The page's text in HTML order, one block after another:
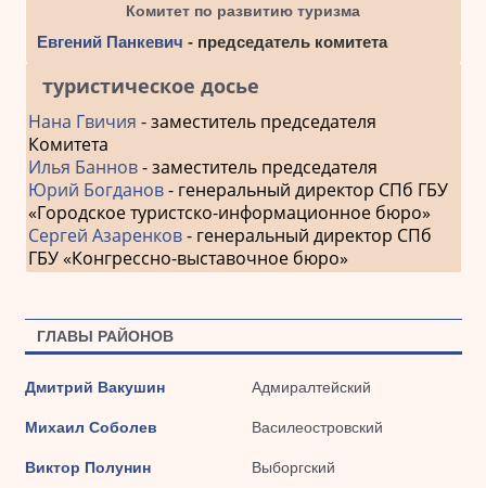
Комитет по развитию туризма
Евгений Панкевич - председатель комитета
туристическое досье
Нана Гвичия - заместитель председателя
Комитета
Илья Баннов- заместитель председателя
Юрий Богданов- генеральный директор СПб ГБУ
«Городское туристско-информационное бюро»
Сергей Азаренков- генеральный директор СПб
ГБУ «Конгрессно-выставочное бюро»
ГЛАВЫ РАЙОНОВ
Дмитрий Вакушин Адмиралтейский
Михаил Соболев Василеостровский
Виктор Полунин Выборгский